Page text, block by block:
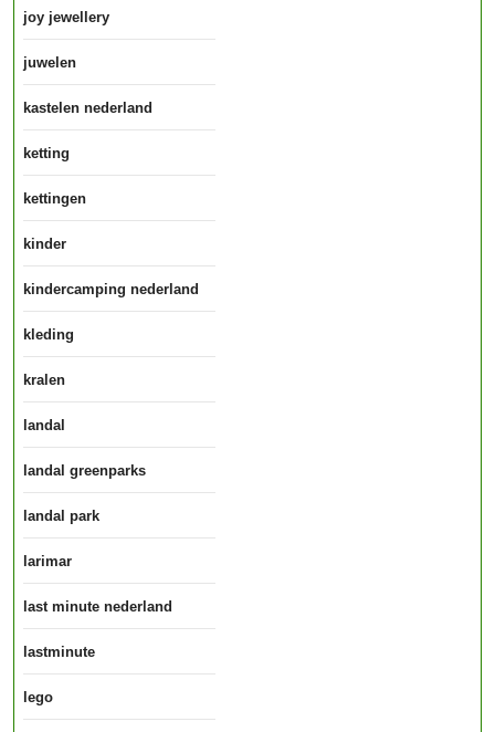
joy jewellery
juwelen
kastelen nederland
ketting
kettingen
kinder
kindercamping nederland
kleding
kralen
landal
landal greenparks
landal park
larimar
last minute nederland
lastminute
lego